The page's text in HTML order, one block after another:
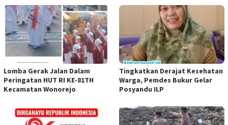
Lomba Gerak Jalan Dalam
Peringatan HUT RI KE-81TH
Kecamatan Wonorejo
Tingkatkan Derajat Kesehatan
Warga, Pemdes Bukur Gelar
Posyandu ILP